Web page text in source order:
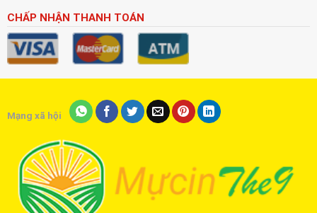
CHẤP NHẬN THANH TOÁN
Mạng xã hội